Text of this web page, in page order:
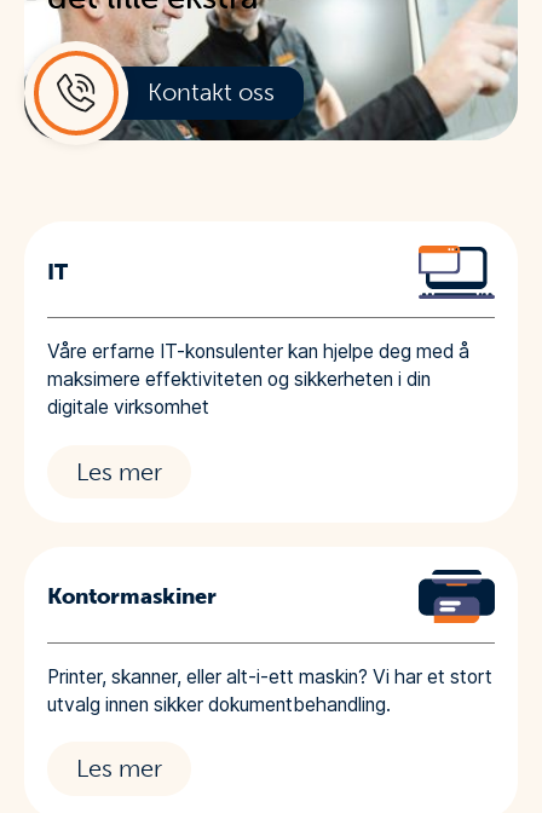
h
o
d
Kontakt oss
IT
Våre erfarne IT-konsulenter kan hjelpe deg med å
maksimere effektiviteten og sikkerheten i din
digitale virksomhet
Les mer
Kontormaskiner
Printer, skanner, eller alt-i-ett maskin? Vi har et stort
utvalg innen sikker dokumentbehandling.
Les mer